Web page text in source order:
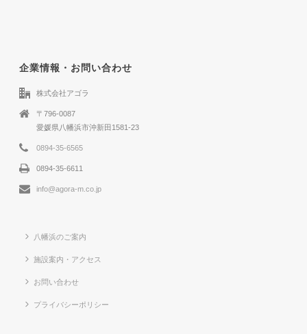
企業情報・お問い合わせ
株式会社アゴラ
〒796-0087
愛媛県八幡浜市沖新田1581-23
0894-35-6565
0894-35-6611
info@agora-m.co.jp
八幡浜のご案内
施設案内・アクセス
お問い合わせ
プライバシーポリシー